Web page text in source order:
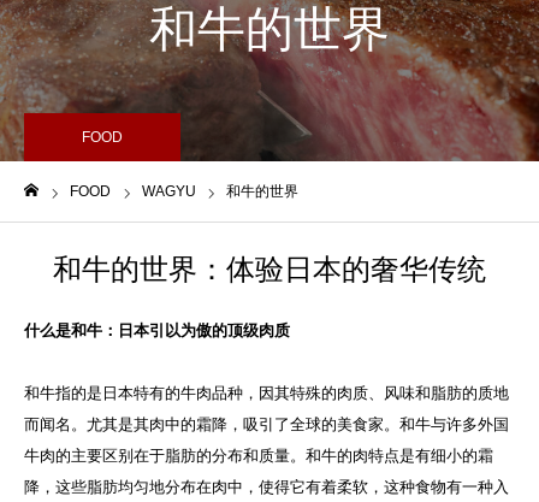
和牛的世界
FOOD
FOOD WAGYU 和牛的世界
和牛的世界：体验日本的奢华传统
什么是和牛：日本引以为傲的顶级肉质
和牛指的是日本特有的牛肉品种，因其特殊的肉质、风味和脂肪的质地
而闻名。尤其是其肉中的霜降，吸引了全球的美食家。和牛与许多外国
牛肉的主要区别在于脂肪的分布和质量。和牛的肉特点是有细小的霜
降，这些脂肪均匀地分布在肉中，使得它有着柔软，这种食物有一种入